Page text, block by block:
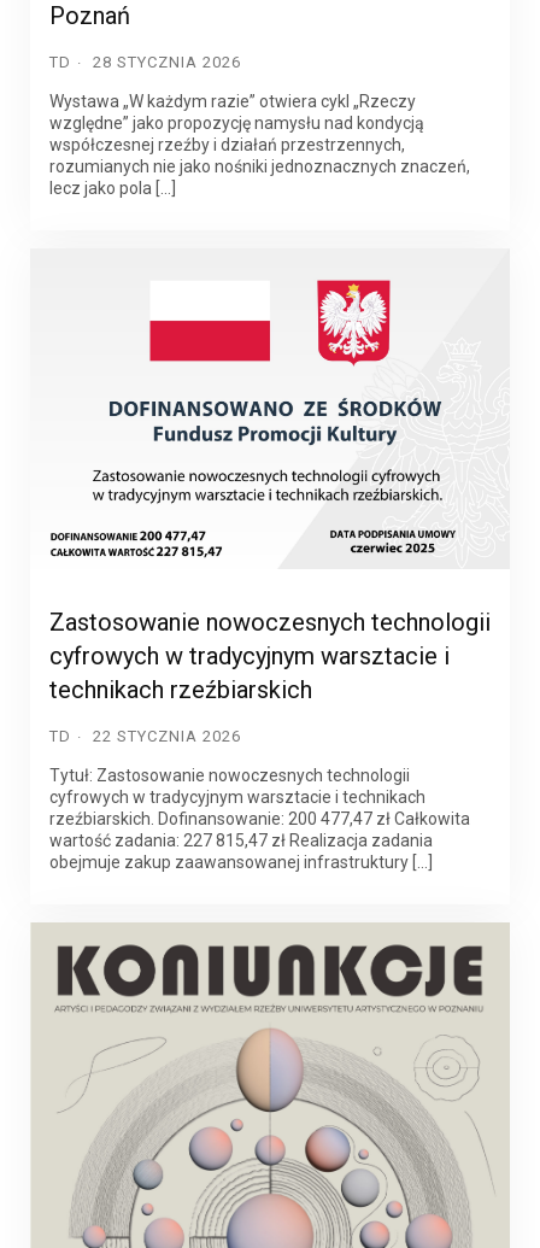
Poznań
TD 28 STYCZNIA 2026
Wystawa „W każdym razie” otwiera cykl „Rzeczy
względne” jako propozycję namysłu nad kondycją
współczesnej rzeźby i działań przestrzennych,
rozumianych nie jako nośniki jednoznacznych znaczeń,
lecz jako pola […]
Zastosowanie nowoczesnych technologii
cyfrowych w tradycyjnym warsztacie i
technikach rzeźbiarskich
TD 22 STYCZNIA 2026
Tytuł: Zastosowanie nowoczesnych technologii
cyfrowych w tradycyjnym warsztacie i technikach
rzeźbiarskich. Dofinansowanie: 200 477,47 zł Całkowita
wartość zadania: 227 815,47 zł Realizacja zadania
obejmuje zakup zaawansowanej infrastruktury […]